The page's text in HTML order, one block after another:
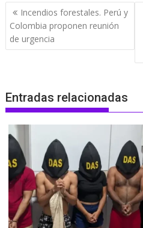
Navegación
de
entradas
Incendios forestales. Perú y
Colombia proponen reunión
de urgencia
Entradas relacionadas